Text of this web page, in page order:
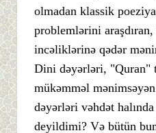
olmadan klassik
problemlərini
incəliklərinə qədər
Dini dəyərləri, "Quran"
mükəmməl
dəyərləri vəhdət
deyildimi? Və bütün